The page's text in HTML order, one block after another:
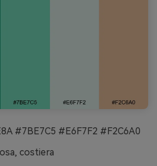
#7BE7C5 #E6F7F2 #F2C6A0
costiera